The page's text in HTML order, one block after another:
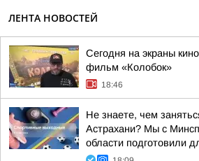
ЛЕНТА НОВОСТЕЙ
Сегодня на экраны
фильм «Колобок»
18:46
Не знаете, чем
Астрахани? Мы с
области подготовили